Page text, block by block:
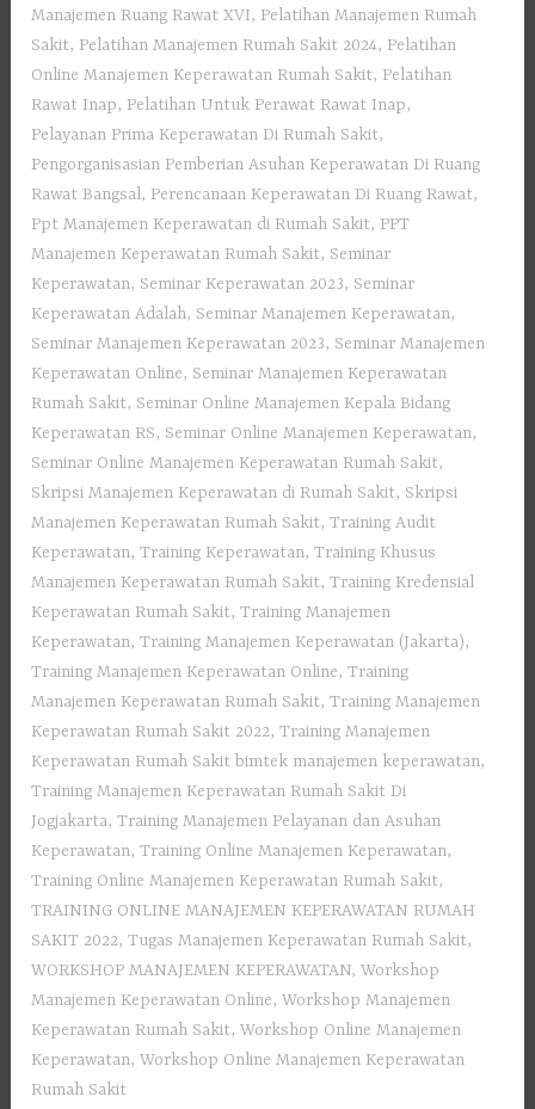
Manajemen Ruang Rawat XVI, Pelatihan Manajemen Rumah
Sakit, Pelatihan Manajemen Rumah Sakit 2024, Pelatihan
Online Manajemen Keperawatan Rumah Sakit, Pelatihan
Rawat Inap, Pelatihan Untuk Perawat Rawat Inap,
Pelayanan Prima Keperawatan Di Rumah Sakit,
Pengorganisasian Pemberian Asuhan Keperawatan Di Ruang
Rawat Bangsal, Perencanaan Keperawatan Di Ruang Rawat,
Ppt Manajemen Keperawatan di Rumah Sakit, PPT
Manajemen Keperawatan Rumah Sakit, Seminar
Keperawatan, Seminar Keperawatan 2023, Seminar
Keperawatan Adalah, Seminar Manajemen Keperawatan,
Seminar Manajemen Keperawatan 2023, Seminar Manajemen
Keperawatan Online, Seminar Manajemen Keperawatan
Rumah Sakit, Seminar Online Manajemen Kepala Bidang
Keperawatan RS, Seminar Online Manajemen Keperawatan,
Seminar Online Manajemen Keperawatan Rumah Sakit,
Skripsi Manajemen Keperawatan di Rumah Sakit, Skripsi
Manajemen Keperawatan Rumah Sakit,Training Audit
Keperawatan,Training Keperawatan,Training Khusus
Manajemen Keperawatan Rumah Sakit,Training Kredensial
Keperawatan Rumah Sakit,Training Manajemen
Keperawatan,Training Manajemen Keperawatan (Jakarta),
Training Manajemen Keperawatan Online,Training
Manajemen Keperawatan Rumah Sakit,Training Manajemen
Keperawatan Rumah Sakit 2022,Training Manajemen
Keperawatan Rumah Sakit bimtek manajemen keperawatan,
Training Manajemen Keperawatan Rumah Sakit Di
Jogjakarta,Training Manajemen Pelayanan dan Asuhan
Keperawatan,Training Online Manajemen Keperawatan,
Training Online Manajemen Keperawatan Rumah Sakit,
TRAINING ONLINE MANAJEMEN KEPERAWATAN RUMAH
SAKIT 2022,Tugas Manajemen Keperawatan Rumah Sakit,
WORKSHOP MANAJEMEN KEPERAWATAN,Workshop
Manajemen Keperawatan Online,Workshop Manajemen
Keperawatan Rumah Sakit,Workshop Online Manajemen
Keperawatan,Workshop Online Manajemen Keperawatan
Rumah Sakit